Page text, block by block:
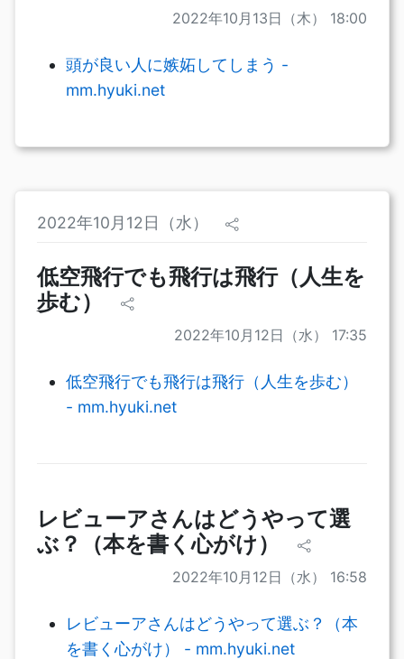
2022年10月13日（木） 18:00
頭が良い人に嫉妬してしまう -
mm.hyuki.net
2022年10月12日（水）
低空飛行でも飛行は飛行（人生を
歩む）
2022年10月12日（水） 17:35
低空飛行でも飛行は飛行（人生を歩む）
- mm.hyuki.net
レビューアさんはどうやって選
ぶ？（本を書く心がけ）
2022年10月12日（水） 16:58
レビューアさんはどうやって選ぶ？（本
を書く心がけ） - mm.hyuki.net